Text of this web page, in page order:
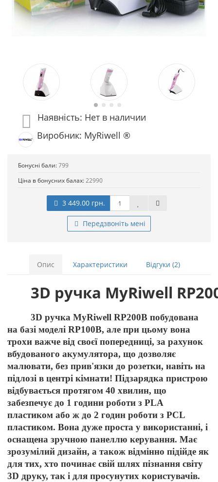
Наявність: Нет в наличии
Виробник: MyRiwell ®
Бонусні бали:799
Ціна в бонусних балах:22990
3 449.00 грн.
Передзвоніть мені
Опис Характеристики Відгуки (2)
3D ручка MyRiwell RP
3D ручка MyRiwell RP200B побудована
на базі моделі RP100B, але при цьому вона
трохи важче від своєї попередниці, за рахунок
вбудованого акумулятора, що дозволяє
малювати, без прив'язки до розетки, навіть на
підлозі в центрі кімнати! Підзарядка пристрою
відбувається протягом 40 хвилин, що
забезпечує до 1 години роботи з PLA
пластиком або ж до 2 годин роботи з PCL
пластиком. Вона дуже проста у використанні, і
оснащена зручною панеллю керування. Має
зрозумілий дизайн, а також відмінно підійде як
для тих, хто починає свій шлях пізнання світу
3D друку, так і для просунутих користувачів.